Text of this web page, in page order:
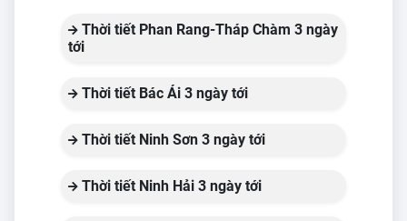
Thời tiết Phan Rang-Tháp Chàm 3 ngày
tới
Thời tiết Bác Ái 3 ngày tới
Thời tiết Ninh Sơn 3 ngày tới
Thời tiết Ninh Hải 3 ngày tới